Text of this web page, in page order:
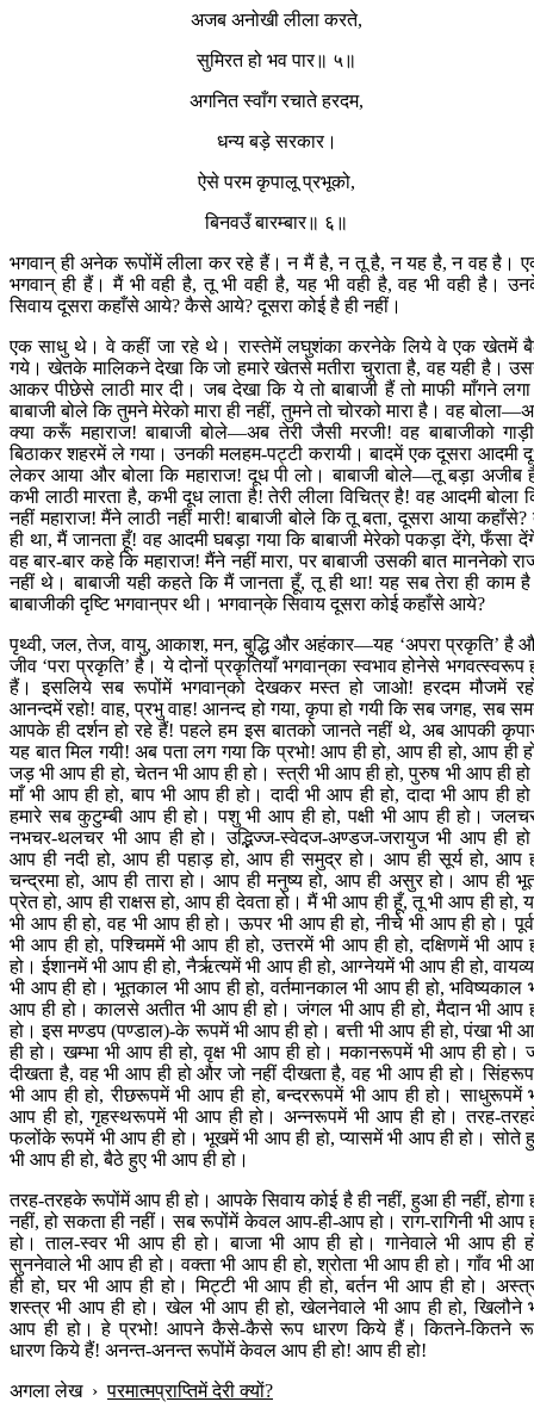
अजब अनोखी लीला करते,
सुमिरत हो भव पार॥ ५॥
अगनित स्वाँग रचाते हरदम,
धन्य बड़े सरकार।
ऐसे परम कृपालू प्रभूको,
बिनवउँ बारम्बार॥ ६॥
भगवान‍् ही अनेक रूपोंमें लीला कर रहे हैं। न मैं है, न तू है, न यह है, न वह है।
भगवान‍् ही हैं। मैं भी वही है, तू भी वही है, यह भी वही है, वह भी वही है।
सिवाय दूसरा कहाँसे आये? कैसे आये? दूसरा कोई है ही नहीं।
एक साधु थे। वे कहीं जा रहे थे। रास्तेमें लघुशंका करनेके लिये वे एक खेतमें
गये। खेतके मालिकने देखा कि जो हमारे खेतसे मतीरा चुराता है, वह यही है।
आकर पीछेसे लाठी मार दी। जब देखा कि ये तो बाबाजी हैं तो माफी माँगने
बाबाजी बोले कि तुमने मेरेको मारा ही नहीं, तुमने तो चोरको मारा है। वह
क्या करूँ महाराज! बाबाजी बोले—अब तेरी जैसी मरजी! वह बाबाजीको
बिठाकर शहरमें ले गया। उनकी मलहम-पट्टी करायी। बादमें एक दूसरा आदमी
लेकर आया और बोला कि महाराज! दूध पी लो। बाबाजी बोले—तू बड़ा अजीब
कभी लाठी मारता है, कभी दूध लाता है! तेरी लीला विचित्र है! वह आदमी बोला
नहीं महाराज! मैंने लाठी नहीं मारी! बाबाजी बोले कि तू बता, दूसरा आया कहाँसे?
ही था, मैं जानता हूँ! वह आदमी घबड़ा गया कि बाबाजी मेरेको पकड़ा देंगे, फँसा
वह बार-बार कहे कि महाराज! मैंने नहीं मारा, पर बाबाजी उसकी बात माननेको
नहीं थे। बाबाजी यही कहते कि मैं जानता हूँ, तू ही था! यह सब तेरा ही काम
बाबाजीकी दृष्टि भगवान‍्पर थी। भगवान‍्के सिवाय दूसरा कोई कहाँसे आये?
पृथ्वी, जल, तेज, वायु, आकाश, मन, बुद्धि और अहंकार—यह ‘अपरा प्रकृति’ है
जीव ‘परा प्रकृति’ है। ये दोनों प्रकृतियाँ भगवान‍्का स्वभाव होनेसे भगवत्स्वरूप
हैं। इसलिये सब रूपोंमें भगवान‍्को देखकर मस्त हो जाओ! हरदम मौजमें
आनन्दमें रहो! वाह, प्रभु वाह! आनन्द हो गया, कृपा हो गयी कि सब जगह, सब
आपके ही दर्शन हो रहे हैं! पहले हम इस बातको जानते नहीं थे, अब आपकी
यह बात मिल गयी! अब पता लग गया कि प्रभो! आप ही हो, आप ही हो, आप ही
जड़ भी आप ही हो, चेतन भी आप ही हो। स्त्री भी आप ही हो, पुरुष भी आप ही
माँ भी आप ही हो, बाप भी आप ही हो। दादी भी आप ही हो, दादा भी आप ही
हमारे सब कुटुम्बी आप ही हो। पशु भी आप ही हो, पक्षी भी आप ही हो।
नभचर-थलचर भी आप ही हो। उद्भिज्ज-स्वेदज-अण्डज-जरायुज भी आप ही
आप ही नदी हो, आप ही पहाड़ हो, आप ही समुद्र हो। आप ही सूर्य हो, आप
चन्द्रमा हो, आप ही तारा हो। आप ही मनुष्य हो, आप ही असुर हो। आप ही
प्रेत हो, आप ही राक्षस हो, आप ही देवता हो। मैं भी आप ही हूँ, तू भी आप ही हो,
भी आप ही हो, वह भी आप ही हो। ऊपर भी आप ही हो, नीचे भी आप ही हो।
भी आप ही हो, पश्चिममें भी आप ही हो, उत्तरमें भी आप ही हो, दक्षिणमें भी आप
हो। ईशानमें भी आप ही हो, नैर्ऋत्यमें भी आप ही हो, आग्नेयमें भी आप ही हो,
भी आप ही हो। भूतकाल भी आप ही हो, वर्तमानकाल भी आप ही हो, भविष्यकाल
आप ही हो। कालसे अतीत भी आप ही हो। जंगल भी आप ही हो, मैदान भी आप
हो। इस मण्डप (पण्डाल)-के रूपमें भी आप ही हो। बत्ती भी आप ही हो, पंखा भी
ही हो। खम्भा भी आप ही हो, वृक्ष भी आप ही हो। मकानरूपमें भी आप ही हो।
दीखता है, वह भी आप ही हो और जो नहीं दीखता है, वह भी आप ही हो।
भी आप ही हो, रीछरूपमें भी आप ही हो, बन्दररूपमें भी आप ही हो। साधुरूपमें
आप ही हो, गृहस्थरूपमें भी आप ही हो। अन्नरूपमें भी आप ही हो। तरह-
फलोंके रूपमें भी आप ही हो। भूखमें भी आप ही हो, प्यासमें भी आप ही हो। सोते
भी आप ही हो, बैठे हुए भी आप ही हो।
तरह-तरहके रूपोंमें आप ही हो। आपके सिवाय कोई है ही नहीं, हुआ ही नहीं, होगा
नहीं, हो सकता ही नहीं। सब रूपोंमें केवल आप-ही-आप हो। राग-रागिनी भी आप
हो। ताल-स्वर भी आप ही हो। बाजा भी आप ही हो। गानेवाले भी आप ही
सुननेवाले भी आप ही हो। वक्ता भी आप ही हो, श्रोता भी आप ही हो। गाँव भी
ही हो, घर भी आप ही हो। मिट्टी भी आप ही हो, बर्तन भी आप ही हो।
शस्त्र भी आप ही हो। खेल भी आप ही हो, खेलनेवाले भी आप ही हो, खिलौने
आप ही हो। हे प्रभो! आपने कैसे-कैसे रूप धारण किये हैं। कितने-कितने
धारण किये हैं! अनन्त-अनन्त रूपोंमें केवल आप ही हो! आप ही हो!
अगला लेख›परमात्मप्राप्तिमें देरी क्यों?